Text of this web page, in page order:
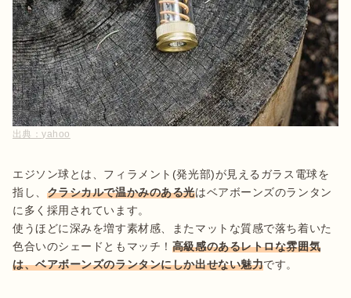
出典：yahoo
エジソン球とは、フィラメント(発光部)が見えるガラス電球を
指し、 クラシカルで温かみのある光はベアボーンズのランタン
に多く採用されています。
使うほどに深みを増す素材感、またマットな質感で落ち着いた
色合いのシェードともマッチ！ 高級感のあるレトロな雰囲気
は、ベアボーンズのランタンにしか出せない魅力です。